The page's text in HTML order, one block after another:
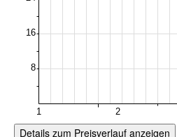
Details zum Preisverlauf anzeigen